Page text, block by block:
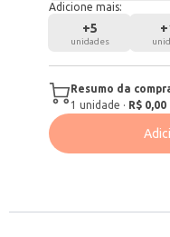
Adicione mais:
+5
unidades
+
Resumo da
1 unidade · R$ 0,00